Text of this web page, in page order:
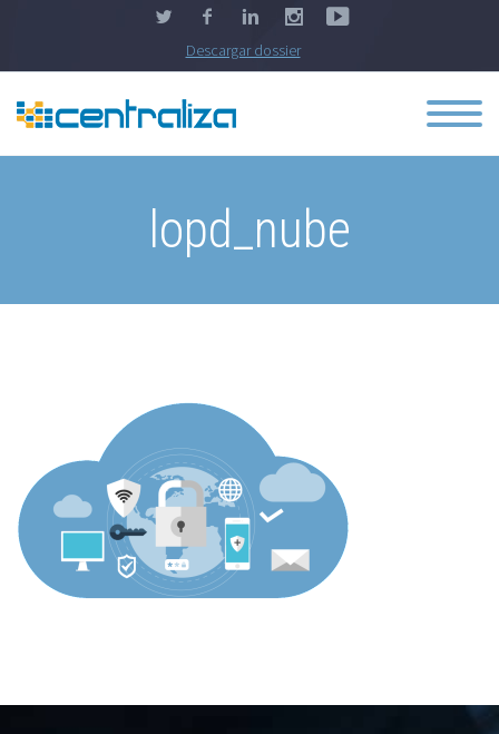
Descargar dossier
lopd_nube